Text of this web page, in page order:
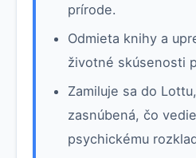
prírode.
Odmieta knihy a
životné skúsenosti
Zamiluje sa do
zasnúbená, čo
psychickému